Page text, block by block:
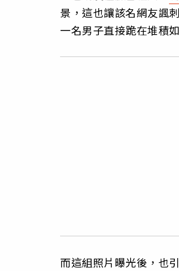
景，這也讓該名網友諷
一名男子直接跪在堆積
而這組照片曝光後，也